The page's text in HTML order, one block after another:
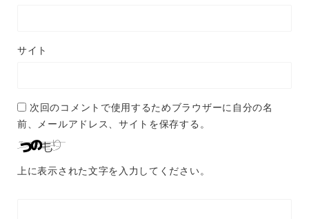
サイト
次回のコメントで使用するためブラウザーに自分の名
前、メールアドレス、サイトを保存する。
上に表示された文字を入力してください。